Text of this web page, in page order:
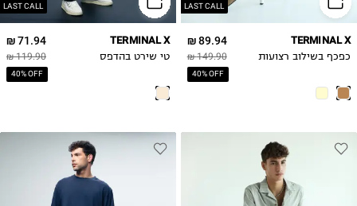
LAST CALL
89.94 ₪
149.90 ₪
40% OFF
TERMINAL X
כפכף בשילוב רצועות
LAST CALL
71.94 ₪
119.90 ₪
40% OFF
TERMINAL X
טי שירט בהדפס